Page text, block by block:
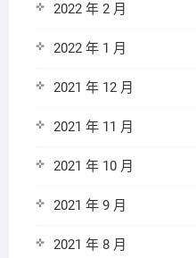
2022 年 2 月
2022 年 1 月
2021 年 12 月
2021 年 11 月
2021 年 10 月
2021 年 9 月
2021 年 8 月